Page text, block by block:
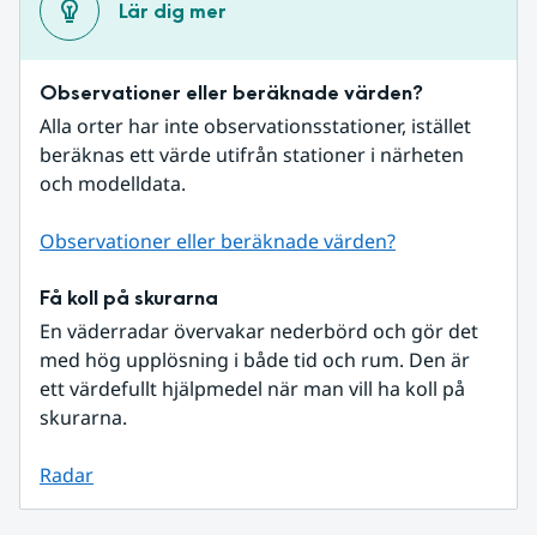
Lär dig mer
Observationer eller beräknade värden?
Alla orter har inte observationsstationer, istället
beräknas ett värde utifrån stationer i närheten
och modelldata.
Observationer eller beräknade värden?
Få koll på skurarna
En väderradar övervakar nederbörd och gör det
med hög upplösning i både tid och rum. Den är
ett värdefullt hjälpmedel när man vill ha koll på
skurarna.
Radar